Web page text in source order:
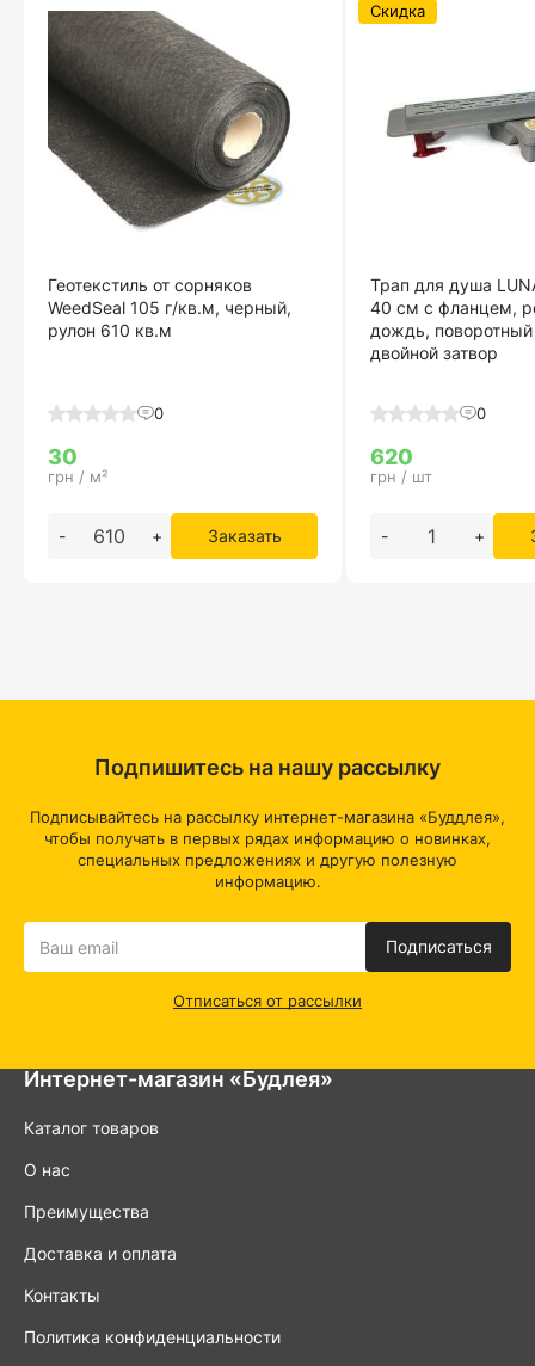
Геотекстиль от сорняков
WeedSeal 105 г/кв.м, черный,
рулон 610 кв.м
0
30
грн / м²
- + Заказать
Трап для душа
40 см с фланцем,
дождь,
двойной затвор
0
620
грн / шт
- +
Скидка
Интернет-магазин «Будлея»
Каталог товаров
О нас
Преимущества
Доставка и оплата
Контакты
Политика конфиденциальности
Подпишитесь на нашу рассылку
Подписывайтесь на рассылку интернет-магазина «Буддлея»,
чтобы получать в первых рядах информацию о новинках,
специальных предложениях и другую полезную
информацию.
Подписаться
Отписаться от рассылки